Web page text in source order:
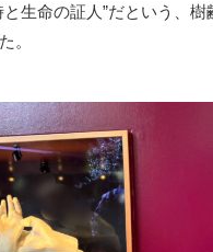
と生命の証人”だという、
。